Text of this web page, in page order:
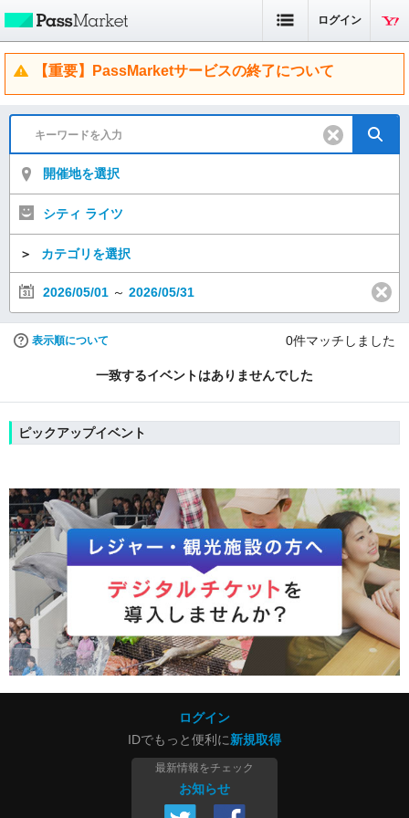
ログイン
【重要】PassMarketサービスの終了について
開催地を選択
シティ ライツ
＞ カテゴリを選択
2026/05/01 ～ 2026/05/31
表示順について 0件マッチしました
一致するイベントはありませんでした
ピックアップイベント
ログイン
IDでもっと便利に新規取得
最新情報をチェック
お知らせ